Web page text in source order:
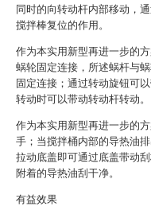
同时的向转动杆内部移动，
搅拌棒复位的作用。
作为本实用新型再进一步的
蜗轮固定连接，所述蜗杆与
固定连接；通过转动旋钮可
转动时可以带动转动杆转动。
作为本实用新型再进一步的
手；当搅拌桶内部的导热油
拉动底盖即可通过底盖带动
附着的导热油刮干净。
有益效果